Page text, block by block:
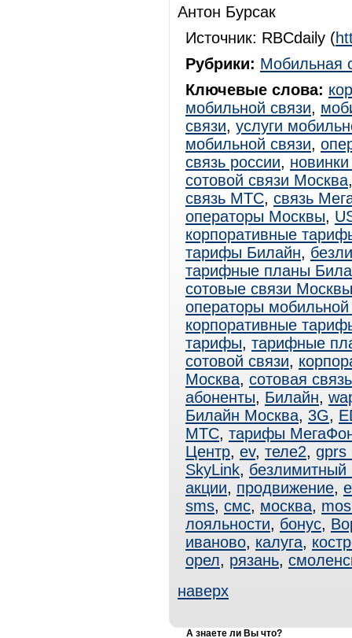
Антон Бурсак
Источник: RBCdaily (
Рубрики: Мобильная
Ключевые слова:
мобильной связи,
связи, услуги
мобильной связи,
связь россии,
сотовой связи Москва
связь МТС, связь
операторы Москвы,
корпоративные
тарифы Билайн,
тарифные планы
сотовые связи Москвы
операторы мобильной
корпоративные
тарифы, тарифные
сотовой связи,
Москва, сотовая
абоненты, Билайн,
Билайн Москва, 3G,
МТС, тарифы
Центр, ev, теле2, gprs
SkyLink, безлимитный
акции, продвижение,
sms, смс, москва,
лояльности, бонус,
иваново, калуга,
орел, рязань,
наверх
А знаете ли Вы что?